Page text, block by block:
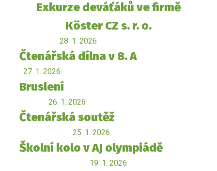
Exkurze deváťáků ve firmě
Köster CZ s. r. o.
28. 1. 2026
Čtenářská dílna v 8. A
27. 1. 2026
Bruslení
26. 1. 2026
Čtenářská soutěž
25. 1. 2026
Školní kolo v AJ olympiádě
19. 1. 2026